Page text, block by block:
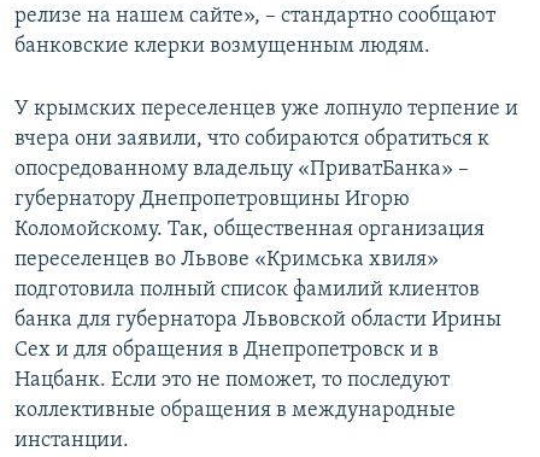
релизе на нашем сайте», – стандартно сообщают
банковские клерки возмущенным людям.
У крымских переселенцев уже лопнуло терпение и
вчера они заявили, что собираются обратиться к
опосредованному владельцу «ПриватБанка» –
губернатору Днепропетровщины Игорю
Коломойскому. Так, общественная организация
переселенцев во Львове «Кримська хвиля»
подготовила полный список фамилий клиентов
банка для губернатора Львовской области Ирины
Сех и для обращения в Днепропетровск и в
Нацбанк. Если это не поможет, то последуют
коллективные обращения в международные
инстанции.